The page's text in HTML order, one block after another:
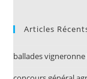
Articles
ballades